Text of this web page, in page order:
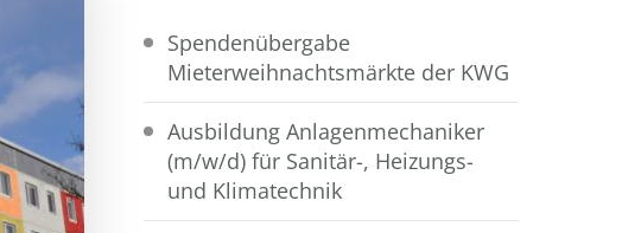
Spendenübergabe
Mieterweihnachtsmärkte der KWG
Ausbildung Anlagenmechaniker
(m/w/d) für Sanitär-, Heizungs-
und Klimatechnik